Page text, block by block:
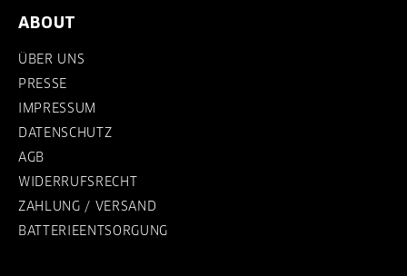
ABOUT
ÜBER UNS
PRESSE
IMPRESSUM
DATENSCHUTZ
AGB
WIDERRUFSRECHT
ZAHLUNG / VERSAND
BATTERIEENTSORGUNG